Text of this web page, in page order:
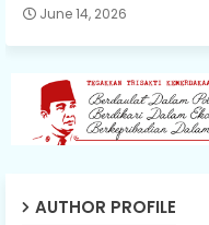
June 14, 2026
AUTHOR PROFILE